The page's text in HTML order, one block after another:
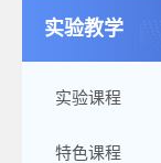
实验教学
实验课程
特色课程